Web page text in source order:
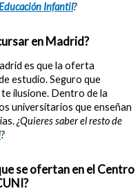
Infantil?
en Madrid?
es que la oferta
estudio. Seguro que
ilusione. Dentro de la
universitarios que enseñan
¿Quieres saber el resto de
?
se ofertan en el Centro